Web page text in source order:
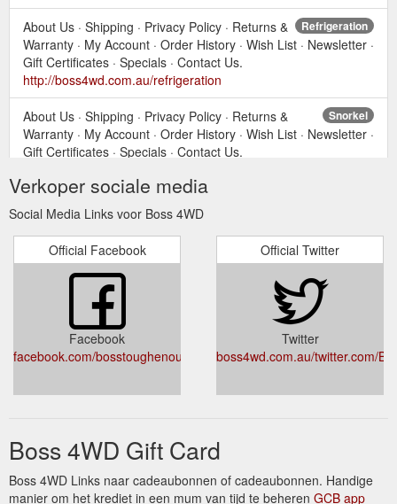
Refrigeration
About Us · Shipping · Privacy Policy · Returns &
Warranty · My Account · Order History · Wish List · Newsletter ·
Gift Certificates · Specials · Contact Us.
http://boss4wd.com.au/refrigeration
Snorkel
About Us · Shipping · Privacy Policy · Returns &
Warranty · My Account · Order History · Wish List · Newsletter ·
Gift Certificates · Specials · Contact Us.
About Us · Shipping · Privacy Policy · Returns &
Warranty · My Account · Order History · Wish List · Newsletter ·
Gift Certificates · Specials · Contact Us.
http://boss4wd.com.au/index.php?route=account/login
Body Protection
About Us · Shipping · Privacy Policy · Returns
& Warranty · My Account · Order History · Wish List ·
Newsletter · Gift Certificates · Specials · Contact Us.
http://boss4wd.com.au/body-protection
Suspension
About Us · Shipping · Privacy Policy · Returns &
Warranty · My Account · Order History · Wish List · Newsletter ·
Verkoper sociale media
Social Media Links voor Boss 4WD
Official Facebook
Facebook
facebook.com/bosstoughenough/
Official Twitter
Twitter
boss4wd.com.au/twitter.com/
Boss 4WD Gift Card
Boss 4WD Links naar cadeaubonnen of cadeaubonnen. Handige
manier om het krediet in een mum van tijd te beheren GCB app